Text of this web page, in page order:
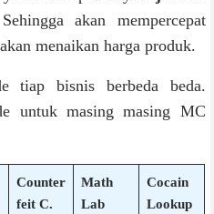
akan mempercepat
menaikan harga produk.
tiap bisnis berbeda beda.
untuk masing masing MC
Counter
feit C.
Math
Lab
Cocain
Lookup